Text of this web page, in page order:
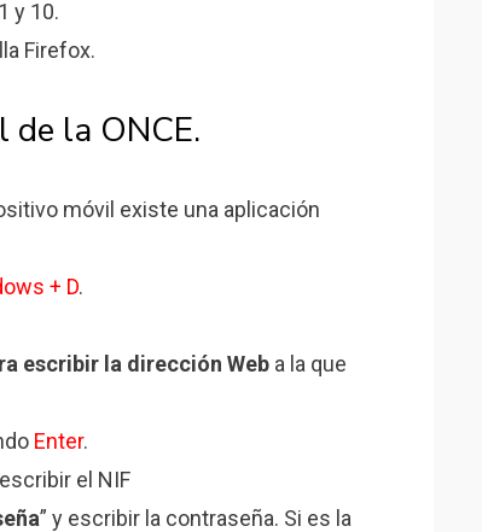
y 10.
Firefox.
la ONCE.
móvil existe una aplicación
+ D.
escribir la dirección Web a la que
Enter.
el NIF
” y escribir la contraseña. Si es la